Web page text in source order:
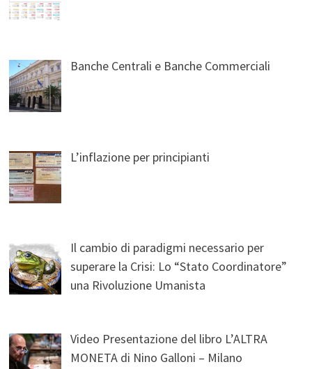
Banche Centrali e Banche Commerciali
L’inflazione per principianti
Il cambio di paradigmi necessario per
superare la Crisi: Lo “Stato Coordinatore”
una Rivoluzione Umanista
Video Presentazione del libro L’ALTRA
MONETA di Nino Galloni – Milano